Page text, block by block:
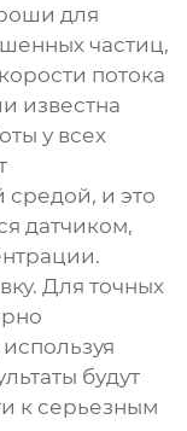
для
частиц,
потока
известна
у всех
средой, и это
датчиком,
Для точных
будут
к серьезным